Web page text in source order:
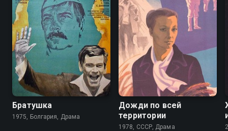
6.9
Братушка
1975, Болгария, Драма
Дожди по всей
территории
1978, СССР, Драма